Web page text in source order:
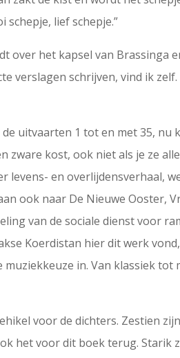
schepje, lief schepje.”
over het kapsel van
verslagen schrijven, vind ik
uitvaarten 1 tot en met 35,
zware kost, ook niet als je ze
levens- en overlijdensverhaal,
ook naar De Nieuwe Ooster,
van de sociale dienst voor
Koerdistan hier dit werk
in. Van klassiek
voor de dichters. Zestien
het voor dit boek terug. Starik